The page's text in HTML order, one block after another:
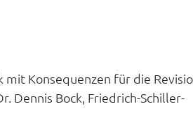
Konsequenzen für die
Dennis Bock, Friedrich-Schiller-